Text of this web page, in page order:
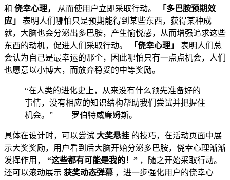
和 侥幸心理， 从而使用户立即采取行动。
「多巴胺预期效
应」
表明人们哪怕只是预期能得到某些东西，获得某种成
就，大脑也会分泌出多巴胺，产生愉悦感，从而增强追求这些
东西的动机，促进人们采取行动。
「侥幸心理」
表明人们总
会认为自己是最幸运的那个，因此哪怕只有一点点机会，人们
也愿意以小博大，而放弃稳妥的中等奖励。
“在人类的进化史上，从来没有什么预先准备好的
事情，没有相应的知识结构帮助我们尝试并把握住
机会。” ——罗伯特威廉姆斯。
具体在设计时，可以尝试 大奖悬挂 的技巧，在活动页面中展
示大奖奖励，用户看到后大脑开始分泌多巴胺，侥幸心理渐渐
发挥作用， “这些都有可能是我的！” ，随之开始采取行动。
还可以滚动展示 获奖动态弹幕，进一步强化用户的侥幸心